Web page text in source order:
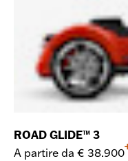
ROAD GLIDE™ 3
A partire da € 38.900